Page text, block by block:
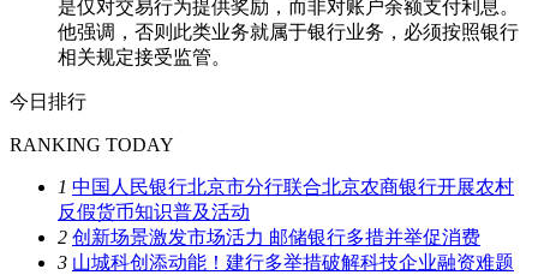
是仅对交易行为提供奖励，而非对账户余额支付利息。
他强调，否则此类业务就属于银行业务，必须按照银行
相关规定接受监管。
今日排行
RANKING TODAY
1 中国人民银行北京市分行联合北京农商银行开展农村
反假货币知识普及活动
2 创新场景激发市场活力 邮储银行多措并举促消费
3 山城科创添动能！建行多举措破解科技企业融资难题